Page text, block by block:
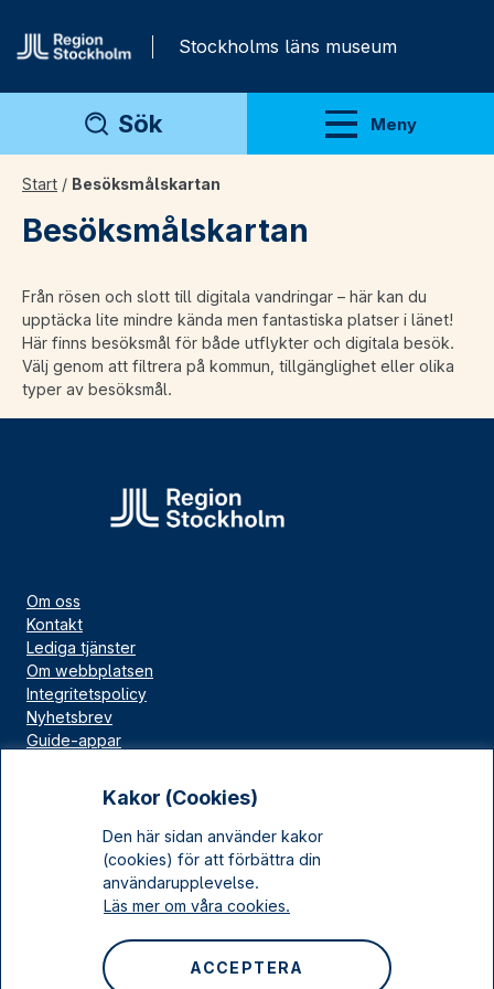
Kakor (Cookies)
Den här sidan använder kakor
(cookies) för att förbättra din
användarupplevelse.
Läs mer om våra cookies.
ACCEPTERA
Stockholms läns museum
Sök Meny
Visa meny
Start / Besöksmålskartan
Besöksmålskartan
Från rösen och slott till digitala vandringar – här kan du
upptäcka lite mindre kända men fantastiska platser i länet!
Här finns besöksmål för både utflykter och digitala besök.
Välj genom att filtrera på kommun, tillgänglighet eller olika
typer av besöksmål.
Om oss
Kontakt
Lediga tjänster
Om webbplatsen
Integritetspolicy
Nyhetsbrev
Guide-appar
Kulturarv Stockholm
Sociala medier
Instagram
LinkedIn